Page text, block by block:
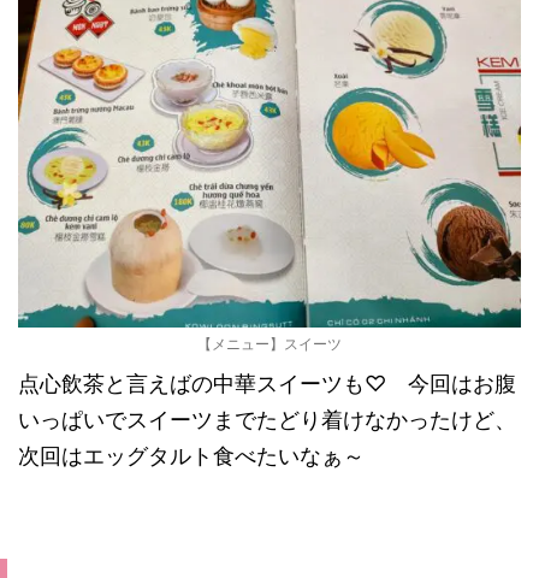
【メニュー】スイーツ
点心飲茶と言えばの中華スイーツも♡ 今回はお腹
いっぱいでスイーツまでたどり着けなかったけど、
次回はエッグタルト食べたいなぁ～